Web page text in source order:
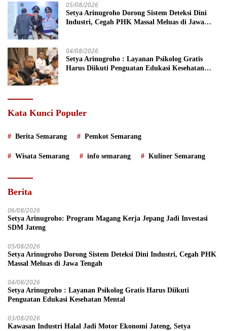
05/08/2026
Setya Arinugroho Dorong Sistem Deteksi Dini
Industri, Cegah PHK Massal Meluas di Jawa
04/08/2026
Setya Arinugroho : Layanan Psikolog Gratis
Harus Diikuti Penguatan Edukasi Kesehatan
Kata Kunci Populer
Berita Semarang Pemkot Semarang
Wisata Semarang info semarang Kuliner Semarang
Berita
06/08/2026
Setya Arinugroho: Program Magang Kerja Jepang Jadi Investasi
SDM Jateng
05/08/2026
Setya Arinugroho Dorong Sistem Deteksi Dini Industri, Cegah PHK
Massal Meluas di Jawa Tengah
04/08/2026
Setya Arinugroho : Layanan Psikolog Gratis Harus Diikuti
Penguatan Edukasi Kesehatan Mental
03/08/2026
Kawasan Industri Halal Jadi Motor Ekonomi Jateng, Setya